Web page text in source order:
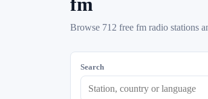
Browse 712 free fm radio stations
Search